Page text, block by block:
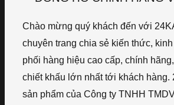
Chào mừng quý khách đến với
chuyên trang chia sẻ kiến thức,
phối hàng hiệu cao cấp, chính
chiết khấu lớn nhất tới khách hàng.
sản phẩm của Công ty TNHH